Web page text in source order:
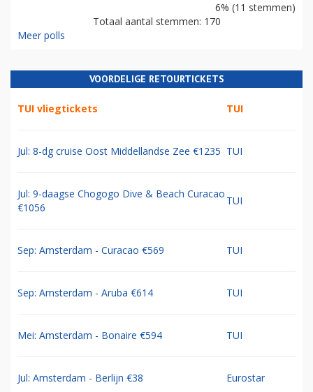
6% (11 stemmen)
Totaal aantal stemmen: 170
Meer polls
VOORDELIGE RETOURTICKETS
TUI vliegtickets TUI
Jul: 8-dg cruise Oost Middellandse Zee €1235 TUI
Jul: 9-daagse Chogogo Dive & Beach Curacao
€1056
TUI
Sep: Amsterdam - Curacao €569 TUI
Sep: Amsterdam - Aruba €614 TUI
Mei: Amsterdam - Bonaire €594 TUI
Jul: Amsterdam - Berlijn €38 Eurostar